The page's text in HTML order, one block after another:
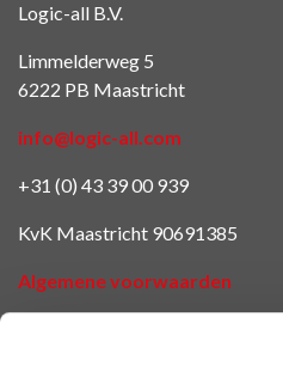
Logic-all B.V.
Limmelderweg 5
6222 PB Maastricht
info@logic-all.com
+31 (0) 43 39 00 939
KvK Maastricht 90691385
Algemene voorwaarden